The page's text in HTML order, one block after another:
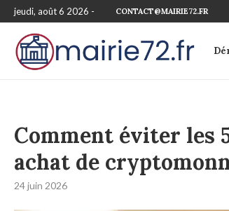
jeudi, août 6 2026 - CONTACT@MAIRIE72.FR
Comment éviter les
achat de
24 juin 2026